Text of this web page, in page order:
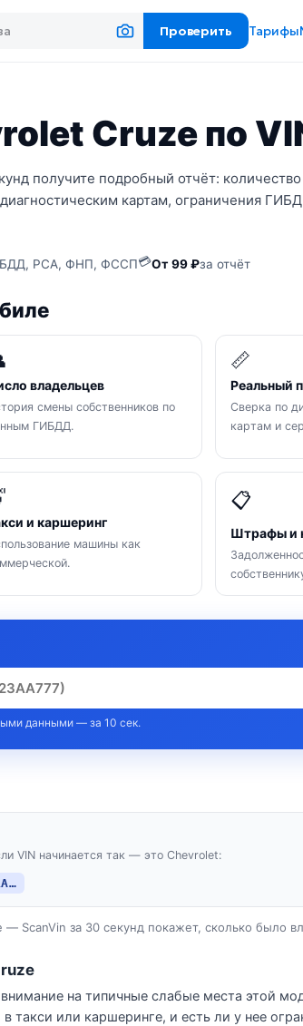
Проверить Тарифы
Cruze по
получите подробный отчёт:
картам, ограничения
РСА, ФНП, ФССП💳От 99 ₽за отчёт
владельцев
смены собственников по
ГИБДД.
📏
Реальный
Сверка по
картам и
и каршеринг
машины как
📋
Штрафы и
данными — за 10 сек.
VIN начинается так — это Chevrolet:
ScanVin за 30 секунд покажет, сколько было
на типичные слабые места этой
или каршеринге, и есть ли у нее